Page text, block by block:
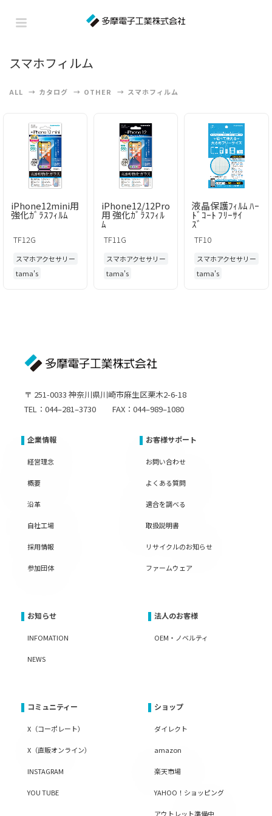
スマホフィルム
ALL カタログ OTHER スマホフィルム
iPhone12mini用
強化ｶﾞﾗｽﾌｨﾙﾑ
TF12G
スマホアクセサリー
tama's
iPhone12/12Pro
用 強化ｶﾞﾗｽﾌｨﾙ
ﾑ
TF11G
スマホアクセサリー
tama's
液晶保護ﾌｨﾙﾑ ﾊｰ
ﾄﾞｺｰﾄ ﾌﾘｰｻｲ
ｽﾞ
TF10
スマホアクセサリー
tama's
〒 251-0033 神奈川県川崎市麻生区栗木2-6-18
TEL：044–281–3730 FAX：044–989–1080
企業情報
経営理念
概要
沿革
自社工場
採用情報
参加団体
お客様サポート
お問い合わせ
よくある質問
適合を調べる
取扱説明書
リサイクルのお知らせ
ファームウェア
お知らせ
INFOMATION
NEWS
法人のお客様
OEM・ノベルティ
コミュニティー
X（コーポレート）
X（直販オンライン）
INSTAGRAM
YOU TUBE
ショップ
ダイレクト
amazon
楽天市場
YAHOO！ショッピング
アウトレット準備中